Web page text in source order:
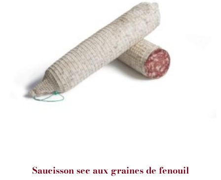
Saucisson sec aux graines de fenouil